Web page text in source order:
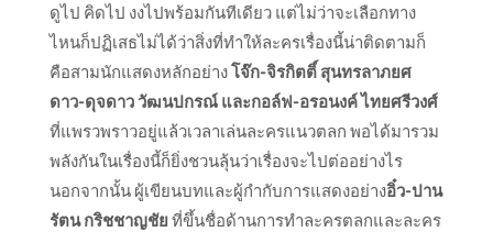
ดูไป คิดไป งงไปพร้อมกันทีเดียว แต่ไม่ว่าจะเลือกทาง
ไหนก็ปฏิเสธไม่ได้ว่าสิ่งที่ทำให้ละครเรื่องนี้น่าติดตามก็
คือสามนักแสดงหลักอย่างโจ๊ก-จิรกิตติ์ สุนทรลาภยศ
ดาว-ดุจดาว วัฒนปกรณ์ และกอล์ฟ-อรอนงค์ ไทยศรีวงศ์
ที่แพรวพราวอยู่แล้วเวลาเล่นละครแนวตลก พอได้มารวม
พลังกันในเรื่องนี้ก็ยิ่งชวนลุ้นว่าเรื่องจะไปต่ออย่างไร
นอกจากนั้น ผู้เขียนบทและผู้กำกับการแสดงอย่างอิ๋ว-ปาน
รัตน กริชชาญชัย ที่ขึ้นชื่อด้านการทำละครตลกและละคร